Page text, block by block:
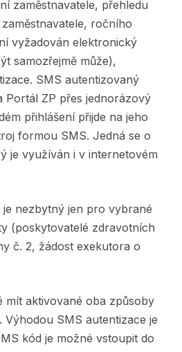
zaměstnavatele, přehledu
ročního
vyžadován elektronický
samozřejmě může),
SMS autentizovaný
Portál ZP přes jednorázový
přihlášení přijde na jeho
formou SMS. Jedná se o
je využíván i v internetovém
nezbytný jen pro vybrané
(poskytovatelé zdravotních
č. 2, žádost exekutora o
mít aktivované oba způsoby
Výhodou SMS autentizace je
kód je možné vstoupit do